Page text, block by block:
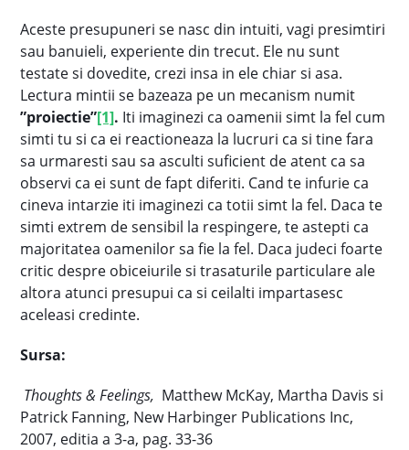
Aceste presupuneri se nasc din intuiti, vagi presimtiri
sau banuieli, experiente din trecut. Ele nu sunt
testate si dovedite, crezi insa in ele chiar si asa.
Lectura mintii se bazeaza pe un mecanism numit
”proiectie”[1]. Iti imaginezi ca oamenii simt la fel cum
simti tu si ca ei reactioneaza la lucruri ca si tine fara
sa urmaresti sau sa asculti suficient de atent ca sa
observi ca ei sunt de fapt diferiti. Cand te infurie ca
cineva intarzie iti imaginezi ca totii simt la fel. Daca te
simti extrem de sensibil la respingere, te astepti ca
majoritatea oamenilor sa fie la fel. Daca judeci foarte
critic despre obiceiurile si trasaturile particulare ale
altora atunci presupui ca si ceilalti impartasesc
aceleasi credinte.
Sursa:
Thoughts & Feelings, Matthew McKay, Martha Davis si
Patrick Fanning, New Harbinger Publications Inc,
2007, editia a 3-a, pag. 33-36